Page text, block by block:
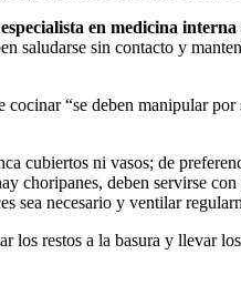
en medicina
saludarse sin contacto y
“se deben manipular
cubiertos ni vasos; de
choripanes, deben servirse
sea necesario y ventilar
los restos a la basura y llevar